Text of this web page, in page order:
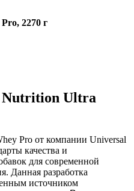
2270 г
Nutrition Ultra
Pro от компании Universal
качества и
для современной
Данная разработка
источником